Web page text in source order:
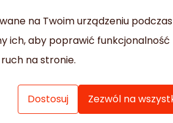
narzędzi ani
komponentów, ale także
w zasięgu każdego pasjonata
przede wszystkim
mycie ramy, kół i
smarowanie łańcucha. Do
na Twoim urządzeniu podczas
ich, aby poprawić funkcjonalność
na stronie.
Dostosuj Zezwól na